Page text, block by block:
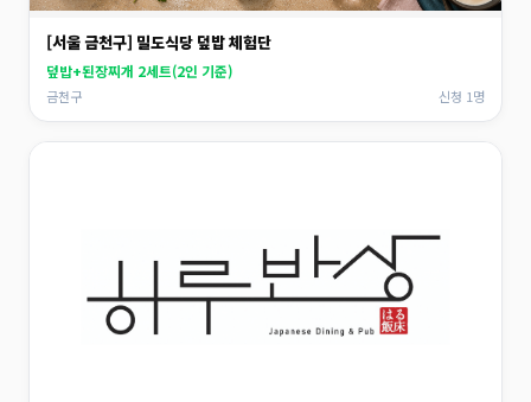
[서울 금천구] 밀도식당 덮밥 체험단
덮밥+된장찌개 2세트(2인 기준)
금천구 신청 1명